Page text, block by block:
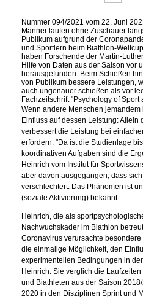
Nummer 094/2021 vom 22. Juni
Männer laufen ohne Zuschauer
Publikum aufgrund der
und Sportlern beim Biathlon-
haben Forschende der Martin-
Hilfe von Daten aus der Saison vor
herausgefunden. Beim Schießen
von Publikum bessere Leistungen,
auch ungenauer schießen als vor
Fachzeitschrift "Psychology of
Wenn andere Menschen
Einfluss auf dessen Leistung:
verbessert die Leistung bei
erfordern. "Da ist die Studienlage
koordinativen Aufgaben sind die
Heinrich vom Institut für
aber davon ausgegangen, dass
verschlechtert. Das Phänomen ist
(soziale Aktivierung) bekannt.
Heinrich, die als
Nachwuchskader im Biathlon
Coronavirus verursachte
die einmalige Möglichkeit, den
experimentellen Bedingungen in
Heinrich. Sie verglich die
und Biathleten aus der Saison
2020 in den Disziplinen Sprint und